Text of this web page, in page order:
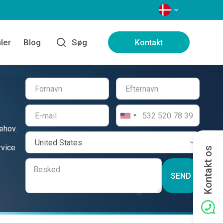
SPROG
Blog Søg Kontakt
SEND Kontakt os